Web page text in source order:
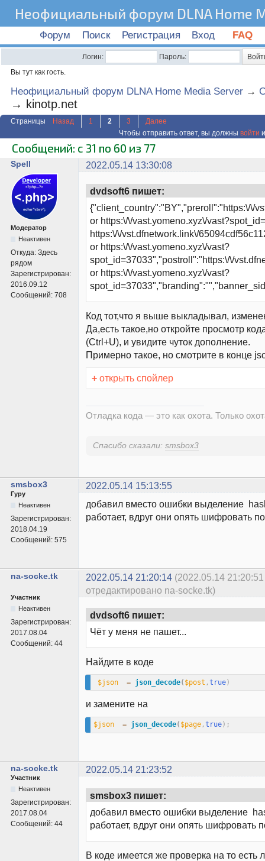
Неофициальный форум DLNA Home
Форум Поиск Регистрация Вход FAQ
Логин:
Пароль:
Вы тут как гость.
Неофициальный форум DLNA Home Media Server →
→ kinotp.net
Страницы Назад 1 2 3
Далее
Чтобы отправить ответ, вы должны войти
Сообщений: с 31 по 60 из 77
Spell 2022.05.14 13:30:08
Модератор
Неактивен
Откуда: Здесь
рядом
Зарегистрирован:
2016.09.12
Сообщений: 708
dvdsoft6 пишет:
{"client_country":"BY","preroll":"https:\/\/
or https:\/\/vast.yomeno.xyz\/
https:\/\/vst.dfnetwork.link\/
or https:\/\/vast.yomeno.xyz\/vast?
spot_id=37033","postroll":"https:\/\/
or https:\/\/vast.yomeno.xyz\/vast?
Код тот,что я выше выкладывал,
Да,есть такое,но откройте просмотр
(Ctrl+U), и увидите чуток дополнение.
Примерно такое, но смотрите в конце
+ открыть спойлер
Отладка кода — это как охота. Только
Спасибо сказали: smsbox3
smsbox3 2022.05.14 15:13:55
Гуру
Неактивен
Зарегистрирован:
2018.04.19
Сообщений: 575
добавил вместо ошибки выделение
работает, вдруг они опять шифровать
na-socke.tk 2022.05.14 21:20:14 (2022.05.14 21:20:51
отредактировано na-socke.tk)
Участник
Неактивен
Зарегистрирован:
2017.08.04
Сообщений: 44
dvdsoft6 пишет:
Чёт у меня не пашет...
Найдите в коде
$json = json_decode( $post ,true)
и замените на
$json = json_decode( $page,true) ;
na-socke.tk 2022.05.14 21:23:52
Участник
Неактивен
Зарегистрирован:
2017.08.04
Сообщений: 44
smsbox3 пишет:
добавил вместо ошибки выделение
работает, вдруг они опять шифровать
В коде имеется же проверка на то есть